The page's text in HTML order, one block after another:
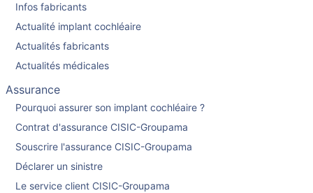
Infos fabricants
Actualité implant cochléaire
Actualités fabricants
Actualités médicales
Assurance
Pourquoi assurer son implant cochléaire ?
Contrat d'assurance CISIC-Groupama
Souscrire l'assurance CISIC-Groupama
Déclarer un sinistre
Le service client CISIC-Groupama